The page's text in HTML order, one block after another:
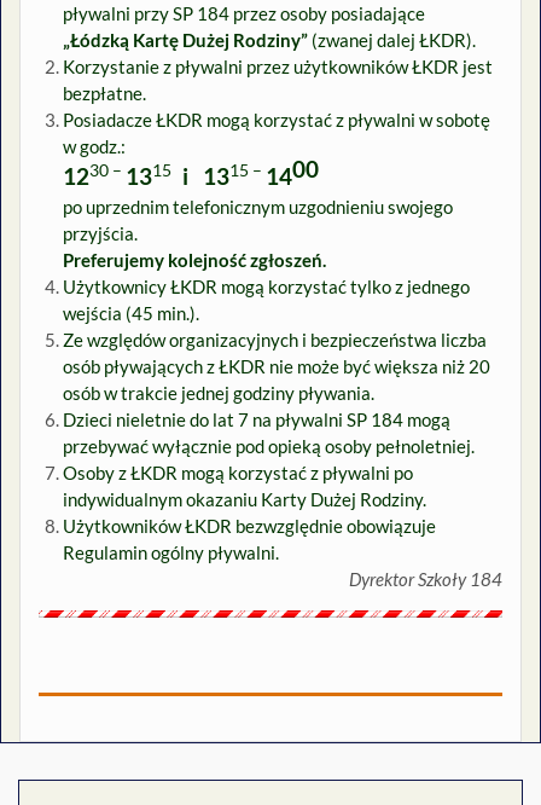
pływalni przy SP 184 przez osoby posiadające
„Łódzką Kartę Dużej Rodziny” (zwanej dalej ŁKDR).
Korzystanie z pływalni przez użytkowników ŁKDR jest
bezpłatne.
Posiadacze ŁKDR mogą korzystać z pływalni w sobotę
w godz.:
1230 – 1315 i 1315 – 1400
po uprzednim telefonicznym uzgodnieniu swojego
przyjścia.
Preferujemy kolejność zgłoszeń.
Użytkownicy ŁKDR mogą korzystać tylko z jednego
wejścia (45 min.).
Ze względów organizacyjnych i bezpieczeństwa liczba
osób pływających z ŁKDR nie może być większa niż 20
osób w trakcie jednej godziny pływania.
Dzieci nieletnie do lat 7 na pływalni SP 184 mogą
przebywać wyłącznie pod opieką osoby pełnoletniej.
Osoby z ŁKDR mogą korzystać z pływalni po
indywidualnym okazaniu Karty Dużej Rodziny.
Użytkowników ŁKDR bezwzględnie obowiązuje
Regulamin ogólny pływalni.
Dyrektor Szkoły 184